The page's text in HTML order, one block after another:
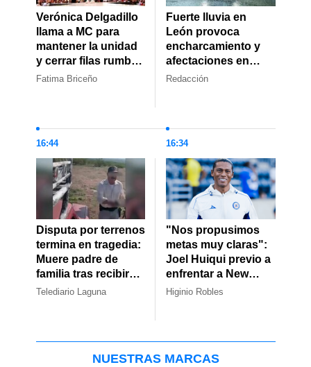
Verónica Delgadillo
llama a MC para
mantener la unidad
y cerrar filas rumbo
al proceso electoral
Fatima Briceño
Fuerte lluvia en
León provoca
encharcamiento y
afectaciones en
vialidades
Redacción
16:44
Disputa por terrenos
termina en tragedia:
Muere padre de
familia tras recibir
varios disparos
Telediario Laguna
16:34
"Nos propusimos
metas muy claras":
Joel Huiqui previo a
enfrentar a New
York City en la
Higinio Robles
NUESTRAS MARCAS